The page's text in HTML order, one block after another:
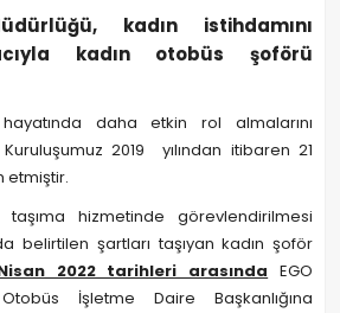
kadın istihdamını
kadın otobüs şoförü
hayatında daha etkin rol almalarını
2019 yılından itibaren 21
etmiştir.
hizmetinde görevlendirilmesi
belirtilen şartları taşıyan kadın şoför
2022 tarihleri arasında EGO
İşletme Daire Başkanlığına